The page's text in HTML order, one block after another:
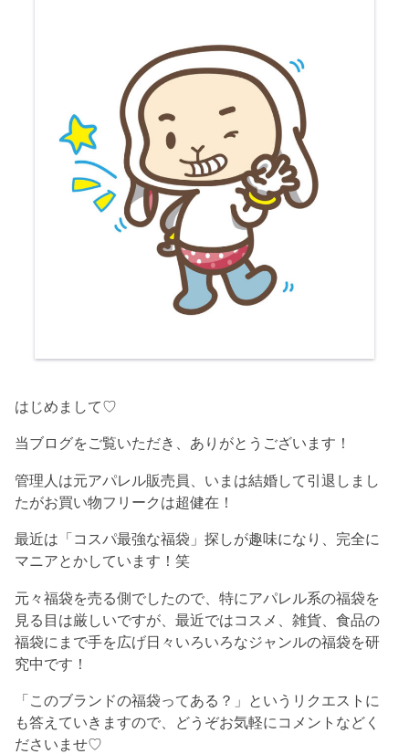
はじめまして♡
当ブログをご覧いただき、ありがとうございます！
管理人は元アパレル販売員、いまは結婚して引退しまし
たがお買い物フリークは超健在！
最近は「コスパ最強な福袋」探しが趣味になり、完全に
マニアとかしています！笑
元々福袋を売る側でしたので、特にアパレル系の福袋を
見る目は厳しいですが、最近ではコスメ、雑貨、食品の
福袋にまで手を広げ日々いろいろなジャンルの福袋を研
究中です！
「このブランドの福袋ってある？」というリクエストに
も答えていきますので、どうぞお気軽にコメントなどく
ださいませ♡